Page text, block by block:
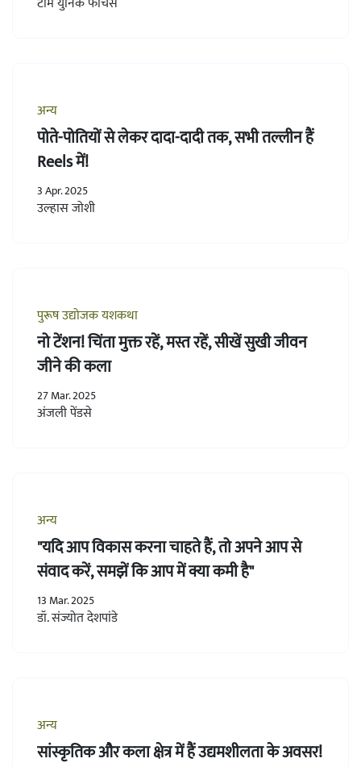
अन्य
पोते-पोतियों से लेकर दादा-दादी तक, सभी तल्लीन हैं
Reels में!
3 Apr. 2025
उल्हास जोशी
पुरूष उद्योजक यशकथा
नो टेंशन! चिंता मुक्त रहें, मस्त रहें, सीखें सुखी जीवन
जीने की कला
27 Mar. 2025
अंजली पेंडसे
अन्य
"यदि आप विकास करना चाहते हैं, तो अपने आप से
संवाद करें, समझें कि आप में क्या कमी है"
13 Mar. 2025
डॉ. संज्योत देशपांडे
अन्य
सांस्कृतिक और कला क्षेत्र में हैं उद्यमशीलता के अवसर!